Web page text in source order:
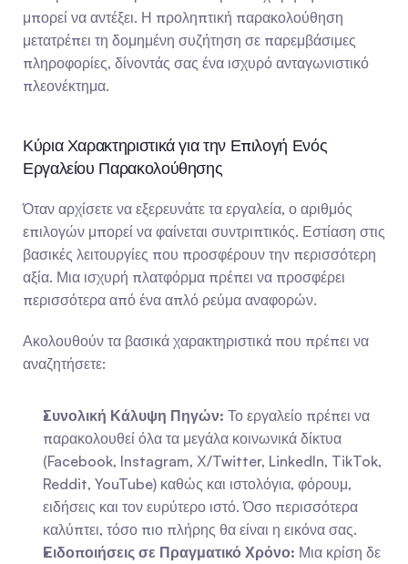
μπορεί να αντέξει. Η προληπτική παρακολούθηση
μετατρέπει τη δομημένη συζήτηση σε παρεμβάσιμες
πληροφορίες, δίνοντάς σας ένα ισχυρό ανταγωνιστικό
πλεονέκτημα.
Κύρια Χαρακτηριστικά για την Επιλογή Ενός
Εργαλείου Παρακολούθησης
Όταν αρχίσετε να εξερευνάτε τα εργαλεία, ο αριθμός
επιλογών μπορεί να φαίνεται συντριπτικός. Εστίαση στις
βασικές λειτουργίες που προσφέρουν την περισσότερη
αξία. Μια ισχυρή πλατφόρμα πρέπει να προσφέρει
περισσότερα από ένα απλό ρεύμα αναφορών.
Ακολουθούν τα βασικά χαρακτηριστικά που πρέπει να
αναζητήσετε:
Συνολική Κάλυψη Πηγών: Το εργαλείο πρέπει να
παρακολουθεί όλα τα μεγάλα κοινωνικά δίκτυα
(Facebook, Instagram, Χ/Twitter, LinkedIn, TikTok,
Reddit, YouTube) καθώς και ιστολόγια, φόρουμ,
ειδήσεις και τον ευρύτερο ιστό. Όσο περισσότερα
καλύπτει, τόσο πιο πλήρης θα είναι η εικόνα σας.
Ειδοποιήσεις σε Πραγματικό Χρόνο: Μια κρίση δε